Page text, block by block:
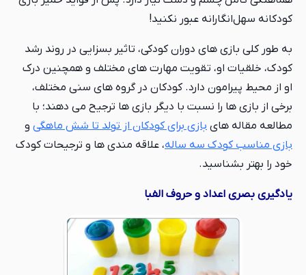
کودکانه سهل‌انگارانه عبور نکنید!
به طور کلی بازی های دوران کودکی، تاثیر بسزایی در روند رشد
کودک، خلقیات او، تقویت مهارت های مختلف و همچنین درک
او از محیط پیرامون دارد. کودکان در گروه های سنی مختلف،
برخی از بازی ها را نسبت با دیگر بازی ها ترجیح می دهند؛ با
مطالعه مقاله های بازی برای کودکان از تولد تا شش ماهگی و
بازی مناسب کودک سه ساله، علاقه مندی ها و ترجیحات کودک
خود را بهتر بشناسید.
یادگیری بصری اعداد و حروف الفبا